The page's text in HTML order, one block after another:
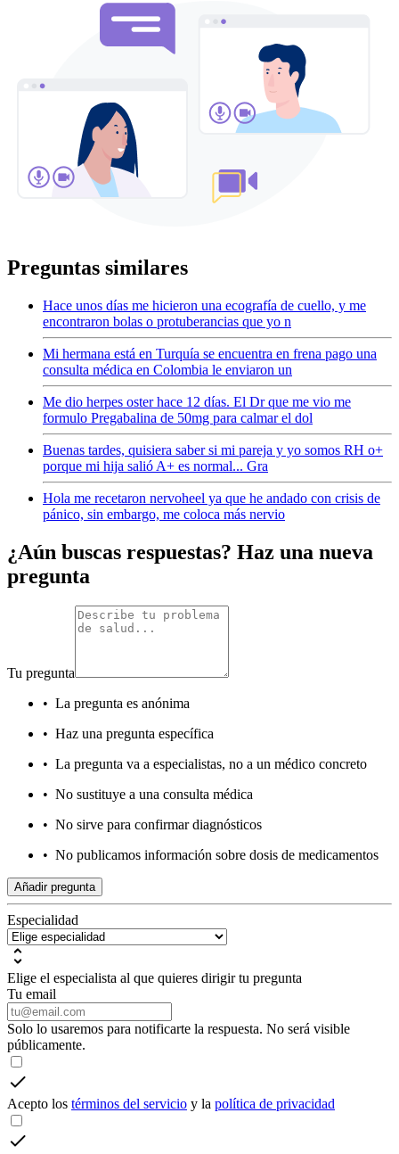
Preguntas similares
Hace unos días me hicieron una ecografía de cuello, y me
encontraron bolas o protuberancias que yo n
Mi hermana está en Turquía se encuentra en frena pago una
consulta médica en Colombia le enviaron un
Me dio herpes oster hace 12 días. El Dr que me vio me
formulo Pregabalina de 50mg para calmar el dol
Buenas tardes, quisiera saber si mi pareja y yo somos RH o+
porque mi hija salió A+ es normal... Gra
Hola me recetaron nervoheel ya que he andado con crisis de
pánico, sin embargo, me coloca más nervio
¿Aún buscas respuestas? Haz una nueva
pregunta
Tu pregunta
• La pregunta es anónima
• Haz una pregunta específica
• La pregunta va a especialistas, no a un médico concreto
• No sustituye a una consulta médica
• No sirve para confirmar diagnósticos
• No publicamos información sobre dosis de medicamentos
Añadir pregunta
Especialidad
Elige el especialista al que quieres dirigir tu pregunta
Tu email
Solo lo usaremos para notificarte la respuesta. No será visible
públicamente.
Acepto los términos del servicio y la política de privacidad